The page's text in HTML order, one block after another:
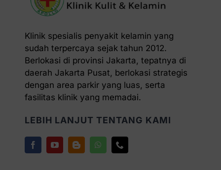
Klinik spesialis penyakit kelamin yang
sudah terpercaya sejak tahun 2012.
Berlokasi di provinsi Jakarta, tepatnya di
daerah Jakarta Pusat, berlokasi strategis
dengan area parkir yang luas, serta
fasilitas klinik yang memadai.
LEBIH LANJUT TENTANG KAMI